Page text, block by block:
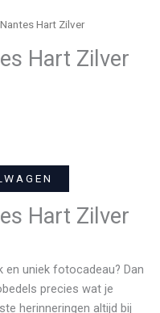
Hart Zilver
Hart Zilver
Hart Zilver
en uniek fotocadeau? Dan
precies wat je
herinneringen altijd bij